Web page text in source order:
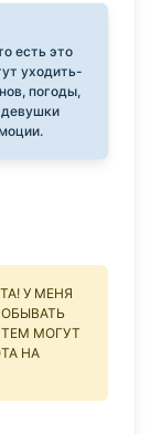
есть это
уходить-
погоды,
У МЕНЯ
МОГУТ
НА